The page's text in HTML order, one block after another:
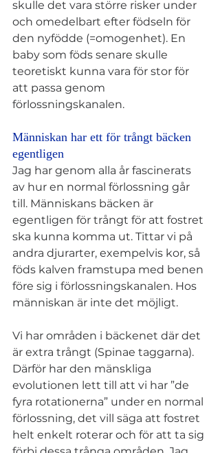
skulle det vara större risker under
och omedelbart efter födseln för
den nyfödde (=omogenhet). En
baby som föds senare skulle
teoretiskt kunna vara för stor för
att passa genom
förlossningskanalen.
Människan har ett för trångt bäcken
egentligen
Jag har genom alla år fascinerats
av hur en normal förlossning går
till. Människans bäcken är
egentligen för trångt för att fostret
ska kunna komma ut. Tittar vi på
andra djurarter, exempelvis kor, så
föds kalven framstupa med benen
före sig i förlossningskanalen. Hos
människan är inte det möjligt.
Vi har områden i bäckenet där det
är extra trångt (Spinae taggarna).
Därför har den mänskliga
evolutionen lett till att vi har ”de
fyra rotationerna” under en normal
förlossning, det vill säga att fostret
helt enkelt roterar och för att ta sig